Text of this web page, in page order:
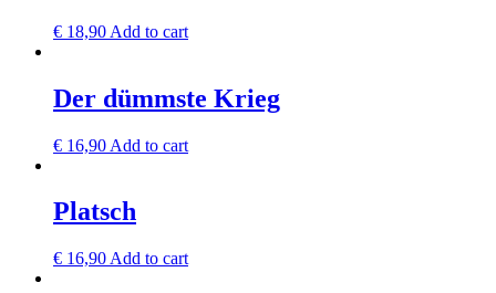
€ 18,90 Add to cart
Der dümmste Krieg
€ 16,90 Add to cart
Platsch
€ 16,90 Add to cart